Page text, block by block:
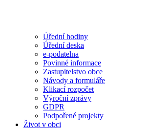
Úřední hodiny
Úřední deska
e-podatelna
Povinné informace
Zastupitelstvo obce
Návody a formuláře
Klikací rozpočet
Výroční zprávy
GDPR
Podpořené projekty
Život v obci